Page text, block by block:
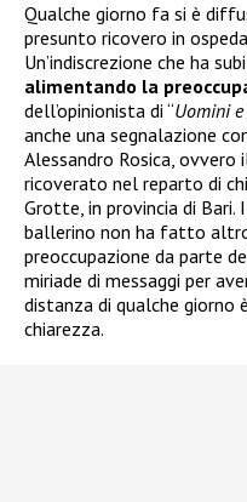
Qualche giorno fa si è
presunto ricovero in
Un’indiscrezione che ha
alimentando la
dell’opinionista di “Uomini
anche una segnalazione
Alessandro Rosica,
ricoverato nel reparto di
Grotte, in provincia di Bari.
ballerino non ha fatto
preoccupazione da parte
miriade di messaggi per
distanza di qualche giorno
chiarezza.